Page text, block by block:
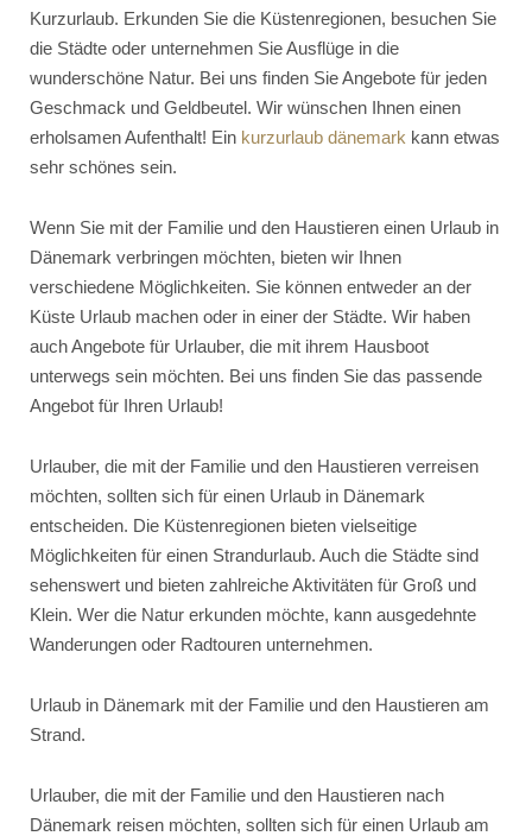
Kurzurlaub. Erkunden Sie die Küstenregionen, besuchen Sie
die Städte oder unternehmen Sie Ausflüge in die
wunderschöne Natur. Bei uns finden Sie Angebote für jeden
Geschmack und Geldbeutel. Wir wünschen Ihnen einen
erholsamen Aufenthalt! Ein kurzurlaub dänemark kann etwas
sehr schönes sein.
Wenn Sie mit der Familie und den Haustieren einen Urlaub in
Dänemark verbringen möchten, bieten wir Ihnen
verschiedene Möglichkeiten. Sie können entweder an der
Küste Urlaub machen oder in einer der Städte. Wir haben
auch Angebote für Urlauber, die mit ihrem Hausboot
unterwegs sein möchten. Bei uns finden Sie das passende
Angebot für Ihren Urlaub!
Urlauber, die mit der Familie und den Haustieren verreisen
möchten, sollten sich für einen Urlaub in Dänemark
entscheiden. Die Küstenregionen bieten vielseitige
Möglichkeiten für einen Strandurlaub. Auch die Städte sind
sehenswert und bieten zahlreiche Aktivitäten für Groß und
Klein. Wer die Natur erkunden möchte, kann ausgedehnte
Wanderungen oder Radtouren unternehmen.
Urlaub in Dänemark mit der Familie und den Haustieren am
Strand.
Urlauber, die mit der Familie und den Haustieren nach
Dänemark reisen möchten, sollten sich für einen Urlaub am